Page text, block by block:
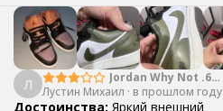
Л
Jordan Why Not .6
"Bright Crimson" PF
Лустин Михаил · в прошлом году
Достоинства: Яркий внешний